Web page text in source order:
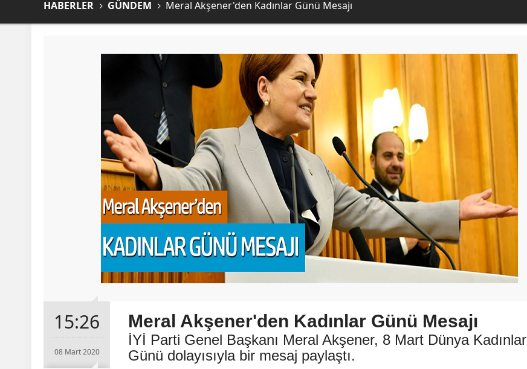
HABERLER GÜNDEM Meral Akşener'den Kadınlar Günü Mesajı
15:26
08 Mart 2020
Meral Akşener'den Kadınlar Günü Mesajı
İYİ Parti Genel Başkanı Meral Akşener, 8 Mart Dünya Kadınlar
Günü dolayısıyla bir mesaj paylaştı.